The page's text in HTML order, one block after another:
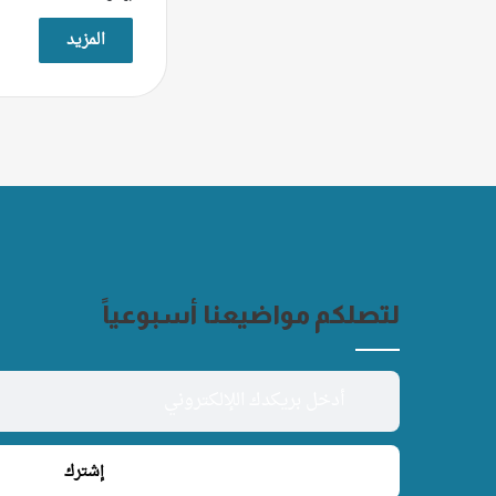
المزيد
لتصلكم مواضيعنا أسبوعياً